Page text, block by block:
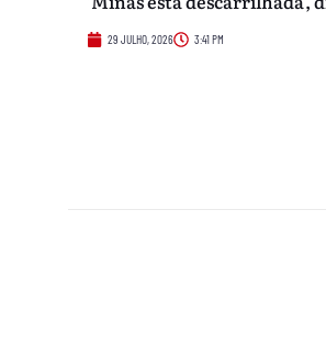
29 JULHO, 2026 3:41 PM